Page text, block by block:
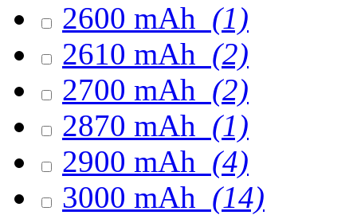
2600 mAh (1)
2610 mAh (2)
2700 mAh (2)
2870 mAh (1)
2900 mAh (4)
3000 mAh (14)